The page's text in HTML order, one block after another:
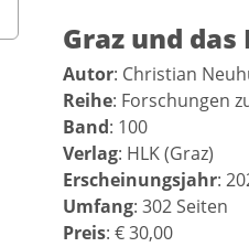
Graz und
Autor: Christian
Reihe: Forschungen
Band: 100
Verlag: HLK (Graz)
Erscheinungsjahr:
Umfang: 302 Seiten
Preis: € 30,00